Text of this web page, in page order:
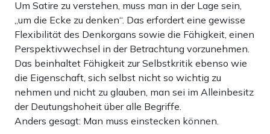
Um Satire zu verstehen, muss man in der Lage sein,
„um die Ecke zu denken“. Das erfordert eine gewisse
Flexibilität des Denkorgans sowie die Fähigkeit, einen
Perspektivwechsel in der Betrachtung vorzunehmen.
Das beinhaltet Fähigkeit zur Selbstkritik ebenso wie
die Eigenschaft, sich selbst nicht so wichtig zu
nehmen und nicht zu glauben, man sei im Alleinbesitz
der Deutungshoheit über alle Begriffe.
Anders gesagt: Man muss einstecken können.